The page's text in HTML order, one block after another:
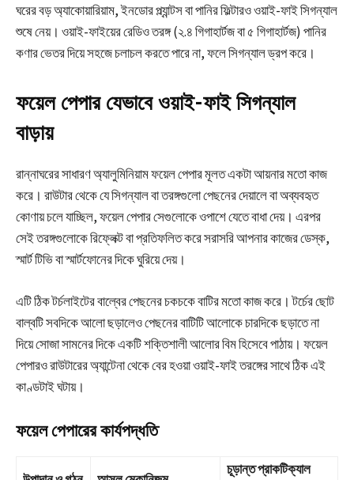
ঘরের বড় অ্যাকোয়ারিয়াম, ইনডোর প্ল্যান্টস বা পানির ফিল্টারও ওয়াই-ফাই সিগন্যাল
শুষে নেয়। ওয়াই-ফাইয়ের রেডিও তরঙ্গ (২.৪ গিগাহার্টজ বা ৫ গিগাহার্টজ) পানির
কণার ভেতর দিয়ে সহজে চলাচল করতে পারে না, ফলে সিগন্যাল ড্রপ করে।
ফয়েল পেপার যেভাবে ওয়াই-ফাই সিগন্যাল
বাড়ায়
রান্নাঘরের সাধারণ অ্যালুমিনিয়াম ফয়েল পেপার মূলত একটা আয়নার মতো কাজ
করে। রাউটার থেকে যে সিগন্যাল বা তরঙ্গগুলো পেছনের দেয়ালে বা অব্যবহৃত
কোণায় চলে যাচ্ছিল, ফয়েল পেপার সেগুলোকে ওপাশে যেতে বাধা দেয়। এরপর
সেই তরঙ্গগুলোকে রিফ্লেক্ট বা প্রতিফলিত করে সরাসরি আপনার কাজের ডেস্ক,
স্মার্ট টিভি বা স্মার্টফোনের দিকে ঘুরিয়ে দেয়।
এটি ঠিক টর্চলাইটের বাল্বের পেছনের চকচকে বাটির মতো কাজ করে। টর্চের ছোট
বাল্বটি সবদিকে আলো ছড়ালেও পেছনের বাটিটি আলোকে চারদিকে ছড়াতে না
দিয়ে সোজা সামনের দিকে একটি শক্তিশালী আলোর বিম হিসেবে পাঠায়। ফয়েল
পেপারও রাউটারের অ্যান্টেনা থেকে বের হওয়া ওয়াই-ফাই তরঙ্গের সাথে ঠিক এই
কাণ্ডটাই ঘটায়।
ফয়েল পেপারের কার্যপদ্ধতি
চূড়ান্ত প্রাকটিক্যাল